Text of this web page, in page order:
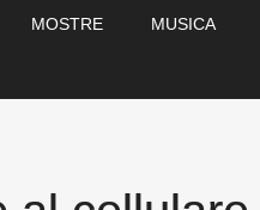
MOSTRE MUSICA